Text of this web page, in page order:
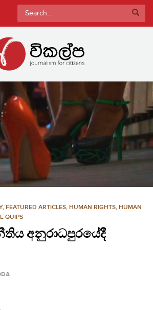
Search
for:
, FEATURED ARTICLES, HUMAN RIGHTS, HUMAN
QUIPS
අනුරාධපුරයේදී